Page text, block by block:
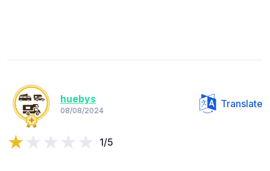
huebys
08/08/2024
Translate
1/5